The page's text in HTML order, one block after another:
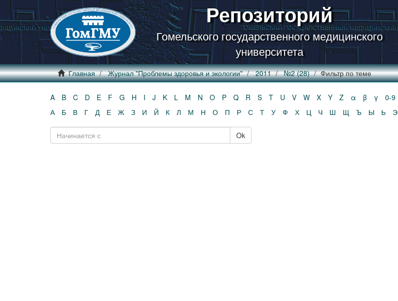
Репозиторий
Гомельского государственного медицинского
университета
Главная Журнал "Проблемы здоровья и экологии" 2011 №2 (28) Фильтр по теме
A B C D E F G H I J K L M N O P Q R S T U V W X Y Z α β γ
0-9
А
Б В Г Д Е Ж З И Й К Л М Н О П Р С Т У Ф Х Ц Ч Ш Щ Ъ Ы Ь Э
Ok